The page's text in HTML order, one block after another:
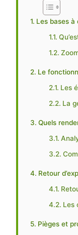
Les bases à
Le
Les
La
Quels
Retour
Les
Pièges et